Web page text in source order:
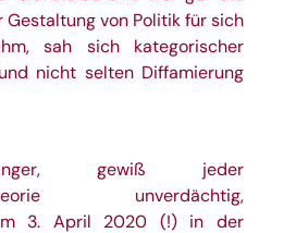
Gestaltung von Politik für sich
sah sich kategorischer
nicht selten Diffamierung
gewiß jeder
unverdächtig,
3. April 2020 (!) in der